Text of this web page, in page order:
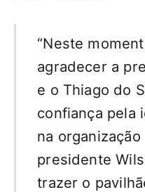
“Neste
agradecer a
e o Thiago do
confiança pela
na
presidente
trazer o